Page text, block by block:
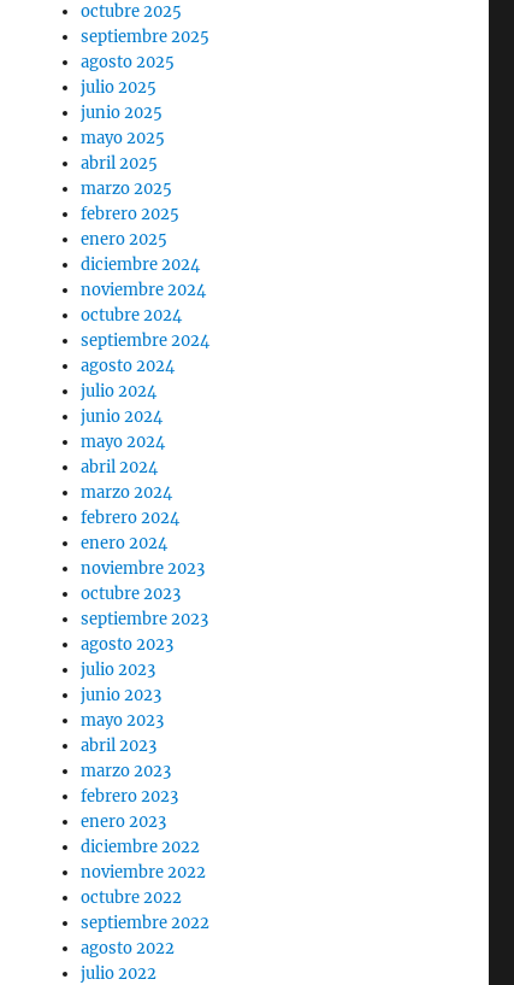
octubre 2025
septiembre 2025
agosto 2025
julio 2025
junio 2025
mayo 2025
abril 2025
marzo 2025
febrero 2025
enero 2025
diciembre 2024
noviembre 2024
octubre 2024
septiembre 2024
agosto 2024
julio 2024
junio 2024
mayo 2024
abril 2024
marzo 2024
febrero 2024
enero 2024
noviembre 2023
octubre 2023
septiembre 2023
agosto 2023
julio 2023
junio 2023
mayo 2023
abril 2023
marzo 2023
febrero 2023
enero 2023
diciembre 2022
noviembre 2022
octubre 2022
septiembre 2022
agosto 2022
julio 2022